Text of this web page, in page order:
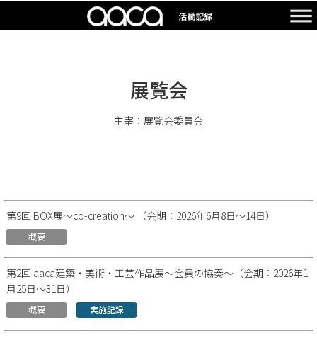
展覧会
主宰：展覧会委員会
第9回 BOX展～co-creation～ （会期：2026年6月8日～14日）
概要
第2回 aaca建築・美術・工芸作品展～会員の協奏～（会期：2026年1
月25日～31日）
概要 実施記録